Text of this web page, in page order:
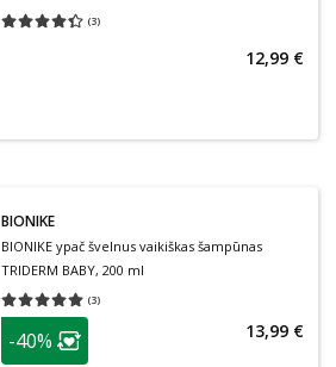
(3)
Vidutinis įvertinimas 4.33
12,99 €
BIONIKE
BIONIKE ypač švelnus vaikiškas šampūnas
TRIDERM BABY, 200 ml
(3)
Vidutinis įvertinimas 5.00
patarimas
Lojalumo klubo narių nuolaida
-40% 13,99 €